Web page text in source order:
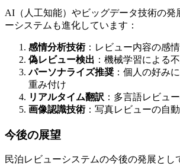
AI（人工知能）やビッグデータ技術の発
ーシステムも進化しています：
感情分析技術：レビュー内容の感
偽レビュー検出 ：機械学習による
パーソナライズ推奨 ：個人の好み
重み付け
リアルタイム翻訳 ：多言語レビュ
画像認識技術：写真レビューの自
今後の展望
民泊レビューシステムの今後の発展とし